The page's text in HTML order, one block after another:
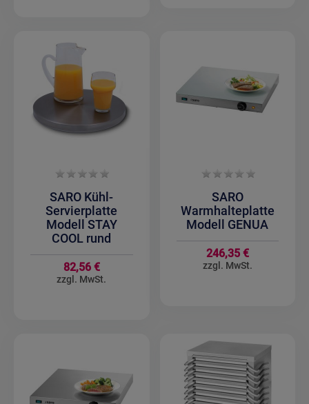
SARO Kühl-
Servierplatte
Modell STAY
COOL rund
82,56 €
SARO
Warmhalteplatte
Modell GENUA
246,35 €